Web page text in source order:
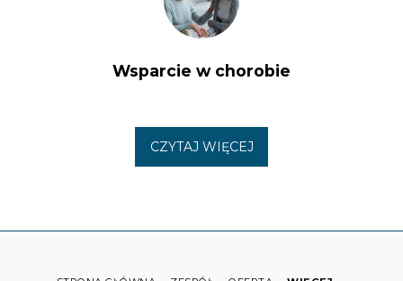
Wsparcie w chorobie
CZYTAJ WIĘCEJ